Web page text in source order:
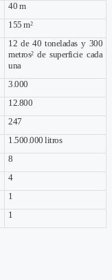
40 m
155 m2
12 de 40 toneladas y 300
metros2de superficie cada
una
3.000
12.800
247
1.500.000 litros
8
4
1
1